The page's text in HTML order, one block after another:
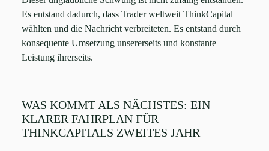
Es entstand dadurch, dass Trader weltweit ThinkCapital
wählten und die Nachricht verbreiteten. Es entstand durch
konsequente Umsetzung unsererseits und konstante
Leistung ihrerseits.
WAS KOMMT ALS NÄCHSTES: EIN
KLARER FAHRPLAN FÜR
THINKCAPITALS ZWEITES JAHR